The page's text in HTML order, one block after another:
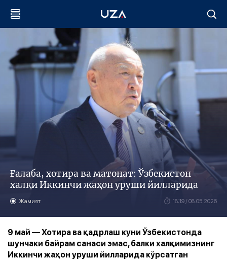
Ғалаба, хотира ва матонат: Ўзбекистон
халқи Иккинчи жаҳон уруши йилларида
Жамият 18:19 / 08.05.2026
9 май — Хотира ва қадрлаш куни Ўзбекистонда
шунчаки байрам санаси эмас, балки халқимизнинг
Иккинчи жаҳон уруши йилларида кўрсатган